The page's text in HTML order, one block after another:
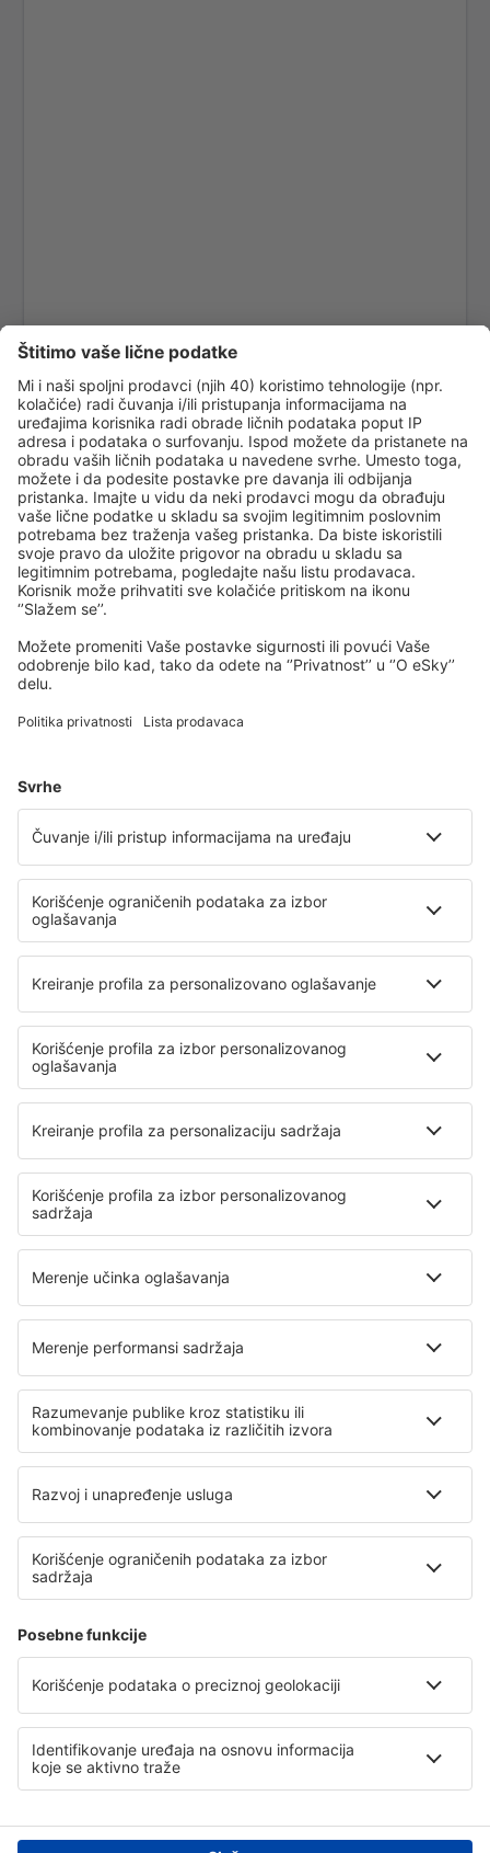
Gazipasa Airport (GZP)
Hakkari Yüksekova Airport (YKO)
Hatay Airport (HTY)
Iğdır Airport (IGD)
Bodrum
Isparta Airport (ISE)
Izmir Adnan Menderes (ADB)
Kahramanmaras Airport (KCM)
Kastamonu Airport (KFS)
Konya Airport (KYA)
Malatya Erhac (MLX)
Mardin Airport (MQM)
Merzifon Airport (MZH)
Bodrum
Mus Airport (MSR)
Nevsehir Airport (NAV)
Gaziantep Oguzeli (GZT)
Ordu-Giresun Airport (OGU)
Rize Artvin Apt. (RZV)
Istanbul
Sanliurfa Airport (GNY)
Siirt Airport (SXZ)
Sinop Airport (NOP)
Sirnak Airport (NKT)
Sivas Nuri Demirag (VAS)
Tekirdag Corlu Airport (TEQ)
Trabzon Airport (TZX)
Uşak Airport (USQ)
Bursa Yenisehir (YEI)
Kütahya Zafer (KZR)
Zonguldak Airport (ONQ)